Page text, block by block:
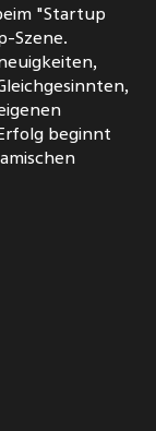
"Startup
Szene.
beginnt